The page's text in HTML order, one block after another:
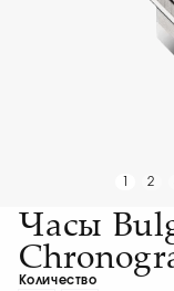
2
Часы
Количество